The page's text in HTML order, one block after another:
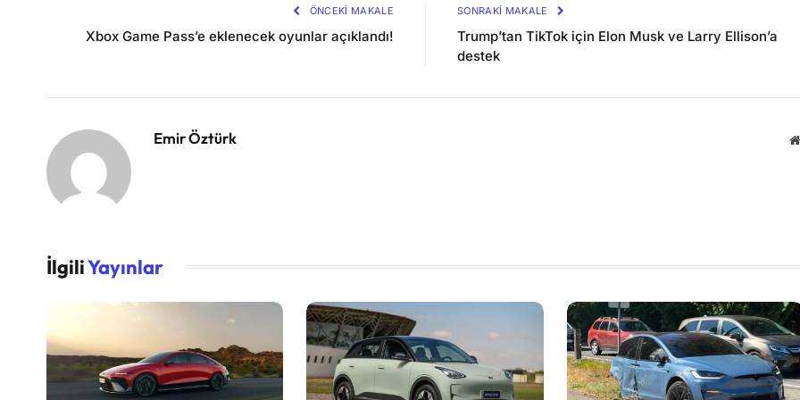
ÖNCEKI MAKALE
Xbox Game Pass’e eklenecek oyunlar açıklandı!
SONRAKI MAKALE
Trump’tan TikTok için Elon Musk ve Larry Ellison’a
destek
Emir Öztürk
İlgiliYayınlar